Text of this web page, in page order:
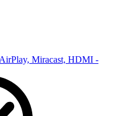
Miracast, HDMI -